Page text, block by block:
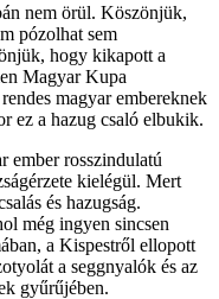
nem örül. Köszönjük,
pózolhat sem
hogy kikapott a
Magyar Kupa
magyar embereknek
ez a hazug csaló elbukik.
ember rosszindulatú
kielégül. Mert
és hazugság.
még ingyen sincsen
a Kispestről ellopott
a seggnyalók és az
gyűrűjében.